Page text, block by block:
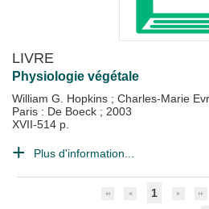
LIVRE
Physiologie végétale
William G. Hopkins ; Charles-Marie
Paris : De Boeck ; 2003
XVII-514 p.
Plus d'information...
1